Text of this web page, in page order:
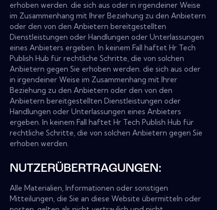
erhoben werden. die sich aus oder in irgendeiner Weise
im Zusammenhang mit Ihrer Beziehung zu den Anbietern
oder den von den Anbietern bereitgestellten
Dienstleistungen oder Handlungen oder Unterlassungen
eines Anbieters ergeben. In keinem Fall haftet Hr Tech
Publish Hub für rechtliche Schritte, die von solchen
Anbietern gegen Sie erhoben werden. die sich aus oder
in irgendeiner Weise im Zusammenhang mit Ihrer
Beziehung zu den Anbietern oder den von den
Anbietern bereitgestellten Dienstleistungen oder
Handlungen oder Unterlassungen eines Anbieters
ergeben. In keinem Fall haftet Hr Tech Publish Hub für
rechtliche Schritte, die von solchen Anbietern gegen Sie
erhoben werden.
NUTZERÜBERTRAGUNGEN:
Alle Materialien, Informationen oder sonstigen
Mitteilungen, die Sie an diese Website übermitteln oder